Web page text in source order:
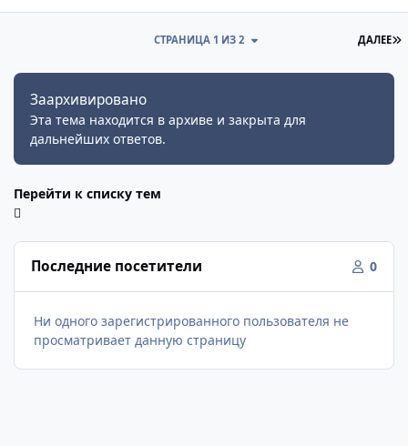
ДАЛЕЕ
СТРАНИЦА 1 ИЗ 2
Заархивировано
Эта тема находится в архиве и закрыта для
дальнейших ответов.
Перейти к списку тем
Последние посетители 0
Ни одного зарегистрированного пользователя не
просматривает данную страницу